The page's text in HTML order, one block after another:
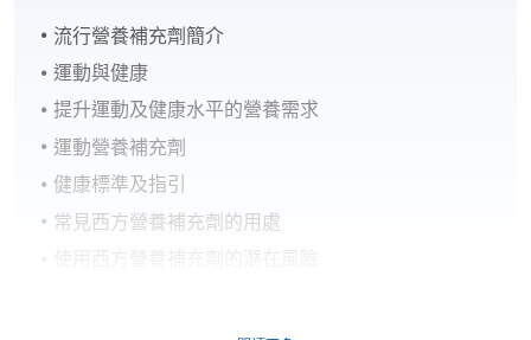
流行營養補充劑簡介
運動與健康
提升運動及健康水平的營養需求
運動營養補充劑
健康標準及指引
常見西方營養補充劑的用處
一般營養補充劑常識及安全規定